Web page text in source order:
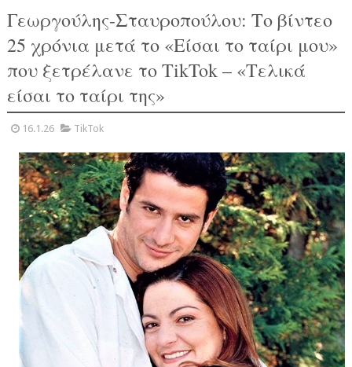
Γεωργούλης-Σταυροπούλου: Το βίντεο
25 χρόνια μετά το «Είσαι το ταίρι μου»
που ξετρέλανε το TikTok – «Τελικά
είσαι το ταίρι της»
16.1.26 TikTok